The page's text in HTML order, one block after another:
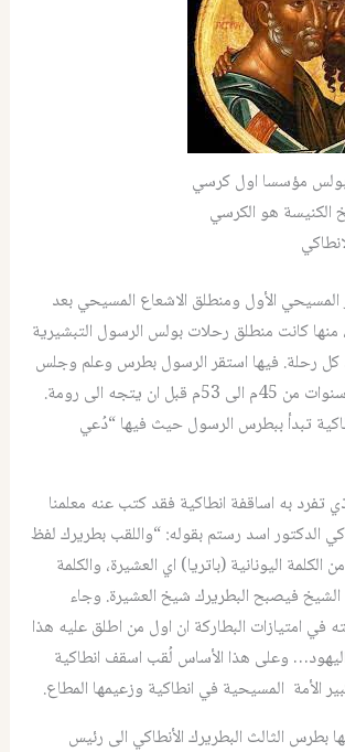
مؤسسا اول كرسي
الكنيسة هو الكرسي
المسيحي الأول ومنطلق الاشعاع المسيحي بعد
منها كانت منطلق رحلات بولس الرسول التبشيرية
كل رحلة. فيها استقر الرسول بطرس وعلم وجلس
على كرسيها ثماني سنوات من 45م الى 53م قبل ان يتجه الى رومة.
تبدأ ببطرس الرسول حيث فيها “دُعي
تفرد به اساقفة انطاكية فقد كتب عنه معلمنا
الدكتور اسد رستم بقوله: “واللقب بطريرك لفظ
اليونانية (باتريا) اي العشيرة، والكلمة
الشيخ فيصبح البطريرك شيخ العشيرة. وجاء
في امتيازات البطاركة ان اول من اطلق عليه هذا
وعلى هذا الأساس لُقب اسقف انطاكية
الأمة المسيحية في انطاكية وزعيمها المطاع.
بطرس الثالث البطريرك الأنطاكي الى رئيس